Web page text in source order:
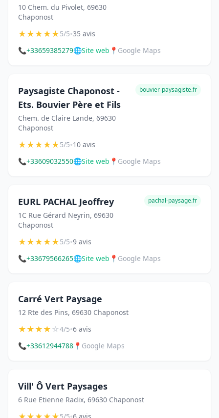
10 Chem. du Pivolet, 69630
Chaponost
★★★★★5/5•35 avis
📞+33659385279🌐Site web 📍 Google Maps
Paysagiste Chaponost -
Ets. Bouvier Père et Fils
Chem. de Claire Lande, 69630
Chaponost
bouvier-paysagiste.fr
★★★★★5/5•10 avis
📞+33609032550🌐Site web 📍 Google Maps
EURL PACHAL Jeoffrey
1C Rue Gérard Neyrin, 69630
Chaponost
pachal-paysage.fr
★★★★★5/5•9 avis
📞+33679566265🌐Site web 📍 Google Maps
Carré Vert Paysage
12 Rte des Pins, 69630 Chaponost
★★★★☆4/5•6 avis
📞+33612944788 📍 Google Maps
Vill' Ô Vert Paysages
6 Rue Etienne Radix, 69630 Chaponost
5/5 6 avis